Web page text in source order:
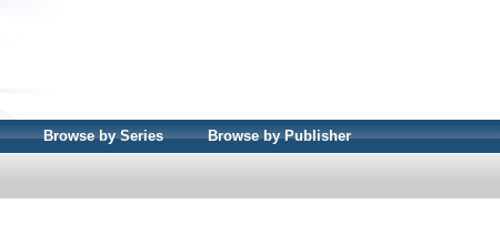
Browse by Series Browse by Publisher